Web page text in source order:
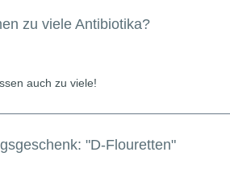
zu viele Antibiotika?
auch zu viele!
"D-Flouretten"